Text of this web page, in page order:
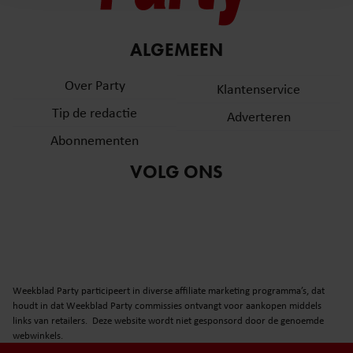
en om ons websiteverkeer te analyseren. Ook delen we
informatie over uw gebruik van onze site met onze
partners voor social media, adverteren en analyse. Deze
informatie die u aan ze heeft verstrekt of die ze hebben
gaat akkoord met onze cookies als u onze website blijft
gebruiken.
ALGEMEEN
Over Party
Tip de redactie
Abonnementen
Klantenservice
Adverteren
VOLG ONS
Weekblad Party participeert in diverse affiliate marketing programma’s, dat
houdt in dat Weekblad Party commissies ontvangt voor aankopen middels
links van retailers. Deze website wordt niet gesponsord door de genoemde
webwinkels.